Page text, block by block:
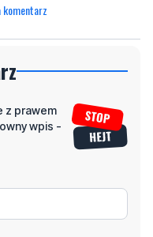
komentarz
z prawem
wpis -